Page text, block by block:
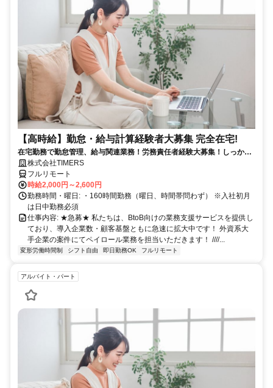
【高時給】勤怠・給与計算経験者大募集 完全在宅!
在宅勤務で勤怠管理、給与関連業務！労務責任者経験大募集！しっかり
稼ぎたい方、注目！
株式会社TIMERS
フルリモート
時給2,000円～2,600円
勤務時間・曜日: ・160時間勤務（曜日、時間帯問わず） ※入社初月
は日中勤務必須
仕事内容: ★急募★ 私たちは、BtoB向けの業務支援サービスを提供し
ており、導入企業数・顧客基盤ともに急速に拡大中です！ 外資系大
手企業の案件にてペイロール業務を担当いただきます！ ////...
変形労働時間制 シフト自由 即日勤務OK フルリモート
アルバイト・パート